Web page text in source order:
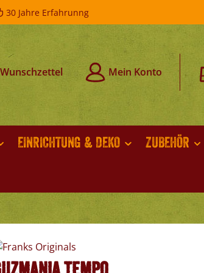
30 Jahre Erfahrunng
Wunschzettel Mein Konto
EINRICHTUNG & DEKO ZUBEHÖR